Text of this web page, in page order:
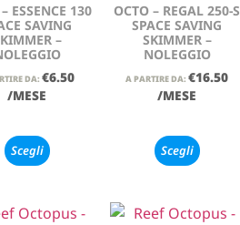
ESSENCE 130
SAVING
–
DA: €6.50
/MESE
Scegli
OCTO – REGAL 250-S
SPACE SAVING
SKIMMER –
NOLEGGIO
A PARTIRE DA: €16.50
/MESE
Scegli